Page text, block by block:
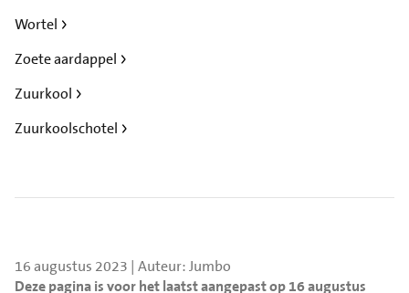
Wortel
Zoete aardappel
Zuurkool
Zuurkoolschotel
16 augustus 2023 | Auteur: Jumbo
Deze pagina is voor het laatst aangepast op 16 augustus